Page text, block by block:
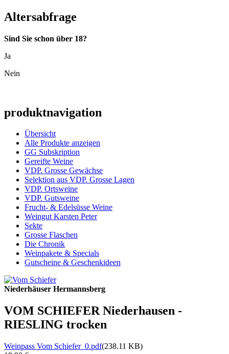
Altersabfrage
Sind Sie schon über 18?
Ja
Nein
produktnavigation
Übersicht
Alle Produkte anzeigen
GG Subskription
Gereifte Weine
VDP. Grosse Gewächse
Selektion aus VDP. Grosse Lagen
VDP. Ortsweine
VDP. Gutsweine
Frucht- & Edelsüsse Weine
Weingut Karsten Peter
Sekte
Grosse Flaschen
Die Chronik
Weinpakete & Specials
Gutscheine & Geschenkideen
Niederhäuser Hermannsberg
VOM SCHIEFER Niederhausen -
RIESLING trocken
Weinpass Vom Schiefer_0.pdf(238.11 KB)